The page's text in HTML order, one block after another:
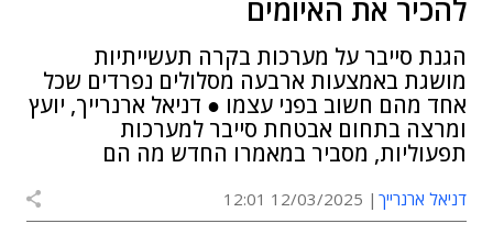
להכיר את האיומים
הגנת סייבר על מערכות בקרה תעשייתיות
מושגת באמצעות ארבעה מסלולים נפרדים שכל
אחד מהם חשוב בפני עצמו ● דניאל ארנרייך, יועץ
ומרצה בתחום אבטחת סייבר למערכות
תפעוליות, מסביר במאמרו החדש מה הם
דניאל ארנרייך 12/03/2025 12:01